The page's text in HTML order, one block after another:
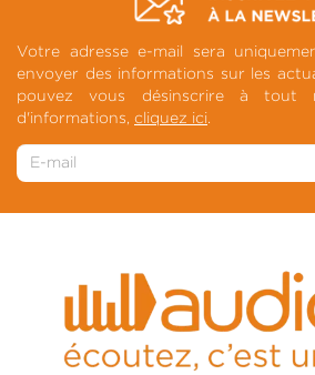
Votre adresse e-mail sera
envoyer des informations sur les
pouvez vous désinscrire à tout
d'informations, cliquez ici.